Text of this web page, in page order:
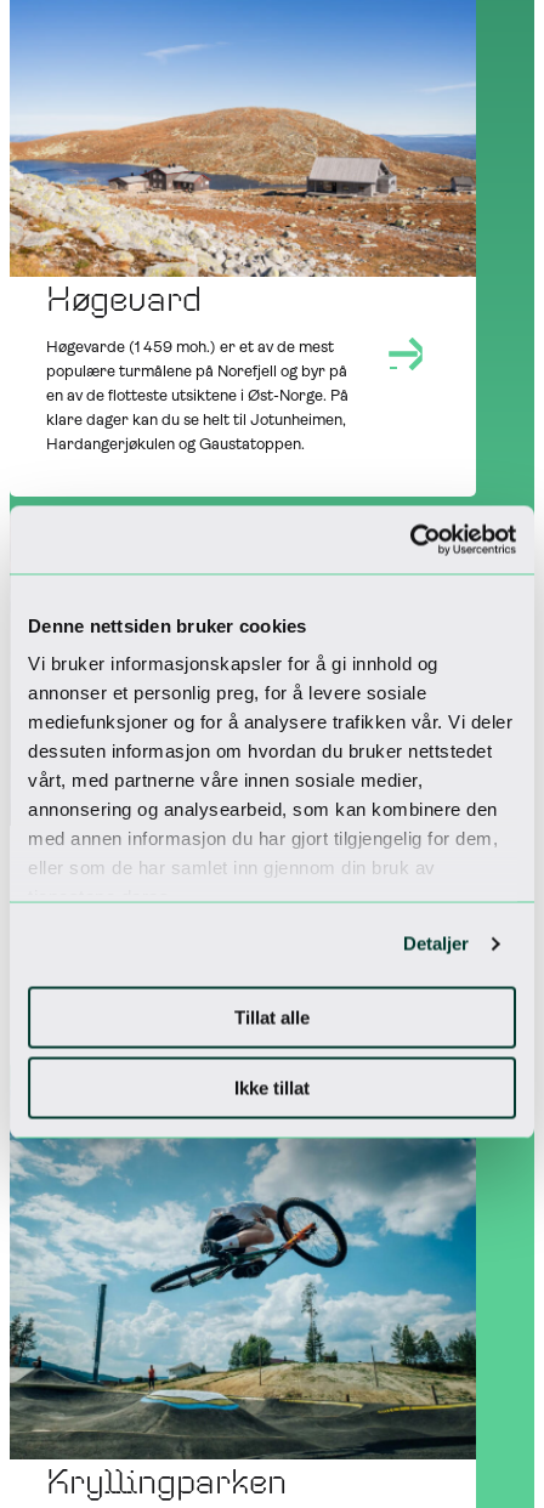
Denne nettsiden bruker cookies
Vi bruker informasjonskapsler for å gi innhold og
annonser et personlig preg, for å levere sosiale
mediefunksjoner og for å analysere trafikken vår. Vi deler
dessuten informasjon om hvordan du bruker nettstedet
vårt, med partnerne våre innen sosiale medier,
annonsering og analysearbeid, som kan kombinere den
med annen informasjon du har gjort tilgjengelig for dem,
eller som de har samlet inn gjennom din bruk av
tjenestene deres.
Detaljer
Tillat alle
Ikke tillat
AT NOREFJELL SUMMER OUTDOORS
Høgevard
Høgevarde (1 459 moh.) er et av de mest
populære turmålene på Norefjell og byr på
en av de flotteste utsiktene i Øst-Norge. På
klare dager kan du se helt til Jotunheimen,
Hardangerjøkulen og Gaustatoppen.
AT NOREFJELL
Stolpejakten
rundt hotellet, med en rundløype i det
NEARBY SUMMER OUTDOORS
Kryllingparken